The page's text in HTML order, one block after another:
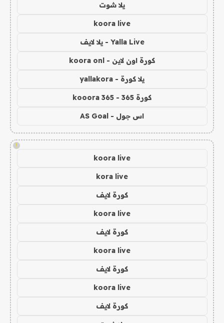
يلا شوت
koora live
Yalla Live - يلا لايف
كورة اون لاين - koora onl
يلا كورة - yallakora
كورة 365 - kooora 365
اس جول - AS Goal
!
koora live
kora live
كورة لايف
koora live
كورة لايف
koora live
كورة لايف
koora live
كورة لايف